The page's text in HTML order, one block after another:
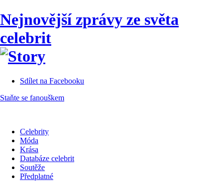
Nejnovější zprávy ze světa
celebrit
Sdílet na Facebooku
Staňte se fanouškem
Celebrity
Móda
Krása
Databáze celebrit
Soutěže
Předplatné